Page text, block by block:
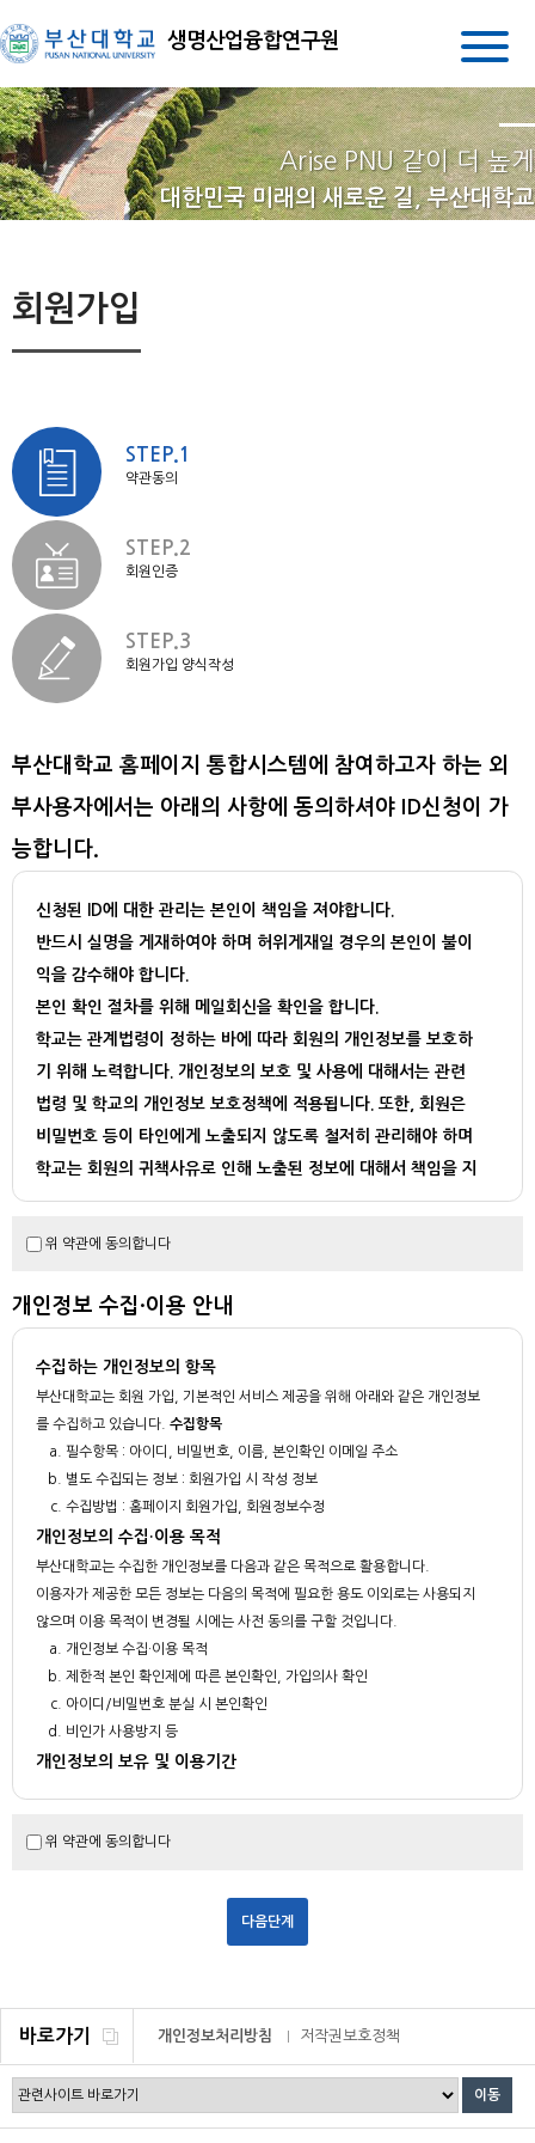
생명산업융합연구원
Arise PNU 같이 더 높게
대한민국 미래의 새로운 길, 부산대학교
회원가입
STEP.1
약관동의
STEP.2
회원인증
STEP.3
회원가입 양식작성
부산대학교 홈페이지 통합시스템에 참여하고자 하는 외
부사용자에서는 아래의 사항에 동의하셔야 ID신청이 가
능합니다.
신청된 ID에 대한 관리는 본인이 책임을 져야합니다.
반드시 실명을 게재하여야 하며 허위게재일 경우의 본인이 불이
익을 감수해야 합니다.
본인 확인 절차를 위해 메일회신을 확인을 합니다.
학교는 관계법령이 정하는 바에 따라 회원의 개인정보를 보호하
기 위해 노력합니다. 개인정보의 보호 및 사용에 대해서는 관련
법령 및 학교의 개인정보 보호정책에 적용됩니다. 또한, 회원은
비밀번호 등이 타인에게 노출되지 않도록 철저히 관리해야 하며
학교는 회원의 귀책사유로 인해 노출된 정보에 대해서 책임을 지
지 않습니다.
학교는 다음과 같은 경우에 법이 허용하는 범위 내에서 회원의 개
- 수사기관이나 기타 정부기관으로부터 정보제공을 요청 받은 경우
- 기타 법률에 의해 요규되는 경우
위 약관에 동의합니다
개인정보 수집·이용 안내
수집하는 개인정보의 항목
부산대학교는 회원 가입, 기본적인 서비스 제공을 위해 아래와 같은 개인정보
를 수집하고 있습니다. 수집항목
필수항목 : 아이디, 비밀번호, 이름, 본인확인 이메일 주소
별도 수집되는 정보 : 회원가입 시 작성 정보
수집방법 : 홈페이지 회원가입, 회원정보수정
개인정보의 수집·이용 목적
부산대학교는 수집한 개인정보를 다음과 같은 목적으로 활용합니다.
이용자가 제공한 모든 정보는 다음의 목적에 필요한 용도 이외로는 사용되지
않으며 이용 목적이 변경될 시에는 사전 동의를 구할 것입니다.
개인정보 수집·이용 목적
제한적 본인 확인제에 따른 본인확인, 가입의사 확인
아이디/비밀번호 분실 시 본인확인
비인가 사용방지 등
개인정보의 보유 및 이용기간
회원 탈퇴를 요청하거나 개인정보의 수집 및 이용에 대한 동의를 철회하는 경
인정보를 지체 없이 파기합니다. 다만, 다음의 정보에 대하여는 아래의 사유로
- 2년간 미 사용 시 홈페이지 로그인 계정을 삭제 합니다.
- 게시글 등은 회원탈퇴하시기 전 본인이 직접 삭제하셔야 합니다.
기타 관계법령의 규정에 의하여 보존할 필요가 있는 경우 관계법령에서
정한 일정한 기간 동안 회원정보를 보관합니다.
동의 거부 권리알림
위 약관에 동의합니다
바로가기 개인정보처리방침 저작권보호정책